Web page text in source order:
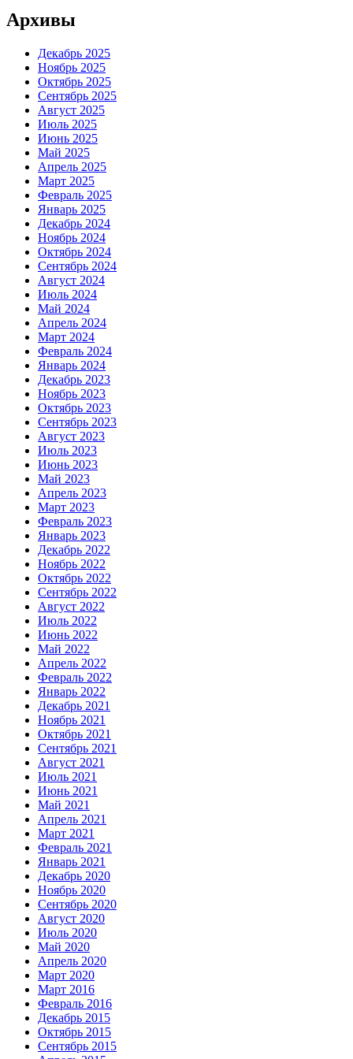
Архивы
Декабрь 2025
Ноябрь 2025
Октябрь 2025
Сентябрь 2025
Август 2025
Июль 2025
Июнь 2025
Май 2025
Апрель 2025
Март 2025
Февраль 2025
Январь 2025
Декабрь 2024
Ноябрь 2024
Октябрь 2024
Сентябрь 2024
Август 2024
Июль 2024
Май 2024
Апрель 2024
Март 2024
Февраль 2024
Январь 2024
Декабрь 2023
Ноябрь 2023
Октябрь 2023
Сентябрь 2023
Август 2023
Июль 2023
Июнь 2023
Май 2023
Апрель 2023
Март 2023
Февраль 2023
Январь 2023
Декабрь 2022
Ноябрь 2022
Октябрь 2022
Сентябрь 2022
Август 2022
Июль 2022
Июнь 2022
Май 2022
Апрель 2022
Февраль 2022
Январь 2022
Декабрь 2021
Ноябрь 2021
Октябрь 2021
Сентябрь 2021
Август 2021
Июль 2021
Июнь 2021
Май 2021
Апрель 2021
Март 2021
Февраль 2021
Январь 2021
Декабрь 2020
Ноябрь 2020
Сентябрь 2020
Август 2020
Июль 2020
Май 2020
Апрель 2020
Март 2020
Март 2016
Февраль 2016
Декабрь 2015
Октябрь 2015
Сентябрь 2015